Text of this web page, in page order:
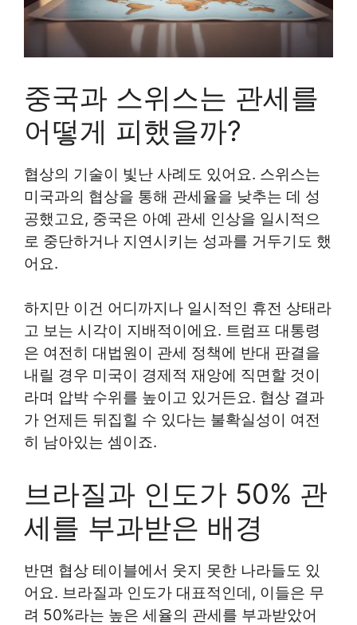
중국과 스위스는 관세를
어떻게 피했을까?
협상의 기술이 빛난 사례도 있어요. 스위스는
미국과의 협상을 통해 관세율을 낮추는 데 성
공했고요, 중국은 아예 관세 인상을 일시적으
로 중단하거나 지연시키는 성과를 거두기도 했
어요.
하지만 이건 어디까지나 일시적인 휴전 상태라
고 보는 시각이 지배적이에요. 트럼프 대통령
은 여전히 대법원이 관세 정책에 반대 판결을
내릴 경우 미국이 경제적 재앙에 직면할 것이
라며 압박 수위를 높이고 있거든요. 협상 결과
가 언제든 뒤집힐 수 있다는 불확실성이 여전
히 남아있는 셈이죠.
브라질과 인도가 50% 관
세를 부과받은 배경
반면 협상 테이블에서 웃지 못한 나라들도 있
어요. 브라질과 인도가 대표적인데, 이들은 무
려 50%라는 높은 세율의 관세를 부과받았어